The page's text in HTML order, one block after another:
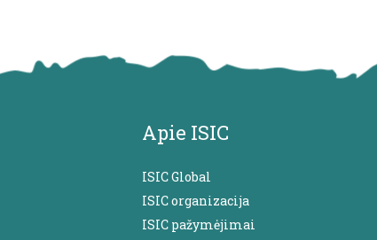
Apie ISIC
ISIC Global
ISIC organizacija
ISIC pažymėjimai